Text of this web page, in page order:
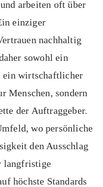
arbeiten oft über
einziger
nachhaltig
sowohl ein
ein wirtschaftlicher
Menschen, sondern
der Auftraggeber.
wo persönliche
den Ausschlag
langfristige
höchste Standards